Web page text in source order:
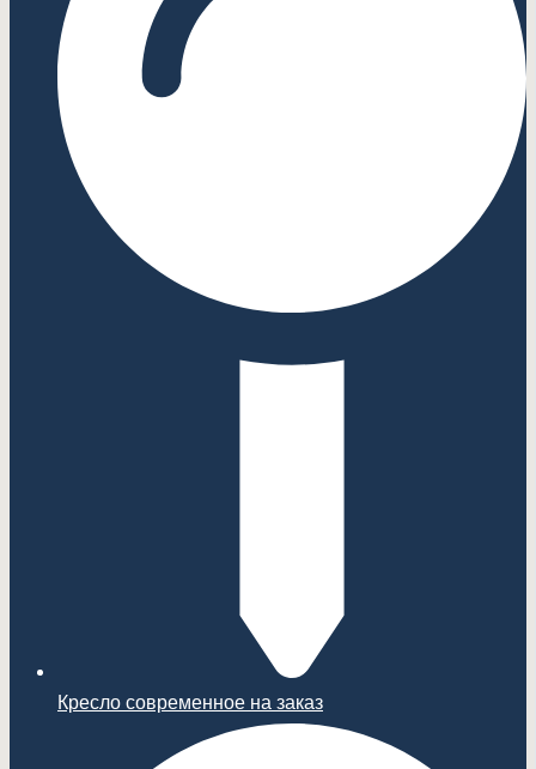
Кресло современное на заказ